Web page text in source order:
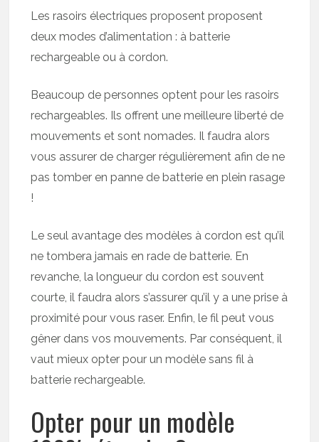
Les rasoirs électriques proposent proposent
deux modes d’alimentation : à batterie
rechargeable ou à cordon.
Beaucoup de personnes optent pour les rasoirs
rechargeables. Ils offrent une meilleure liberté de
mouvements et sont nomades. Il faudra alors
vous assurer de charger régulièrement afin de ne
pas tomber en panne de batterie en plein rasage
!
Le seul avantage des modèles à cordon est qu’il
ne tombera jamais en rade de batterie. En
revanche, la longueur du cordon est souvent
courte, il faudra alors s’assurer qu’il y a une prise à
proximité pour vous raser. Enfin, le fil peut vous
gêner dans vos mouvements. Par conséquent, il
vaut mieux opter pour un modèle sans fil à
batterie rechargeable.
Opter pour un modèle